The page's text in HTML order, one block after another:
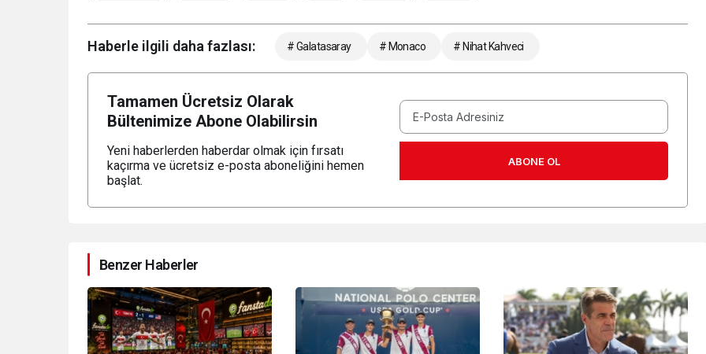
Haberle ilgili daha fazlası: # Galatasaray # Monaco # Nihat Kahveci
Tamamen Ücretsiz Olarak
Bültenimize Abone Olabilirsin
Yeni haberlerden haberdar olmak için fırsatı
kaçırma ve ücretsiz e-posta aboneliğini hemen
başlat.
ABONE OL
Benzer Haberler